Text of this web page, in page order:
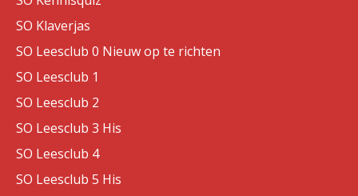
SO Klaverjas
SO Leesclub 0 Nieuw op te richten
SO Leesclub 1
SO Leesclub 2
SO Leesclub 3 His
SO Leesclub 4
SO Leesclub 5 His